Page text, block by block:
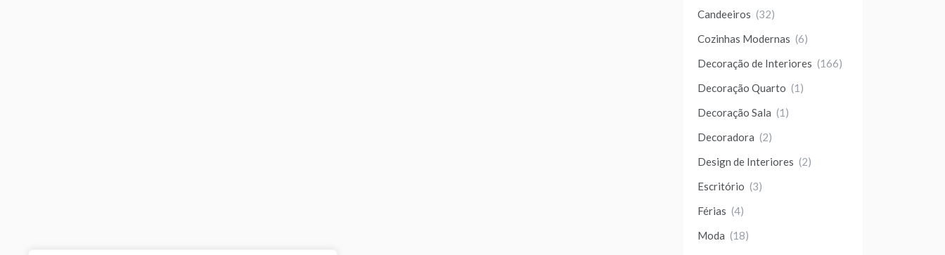
Candeeiros (32)
Cozinhas Modernas (6)
Decoração de Interiores (166)
Decoração Quarto (1)
Decoração Sala (1)
Decoradora (2)
Design de Interiores (2)
Escritório (3)
Férias (4)
Moda (18)